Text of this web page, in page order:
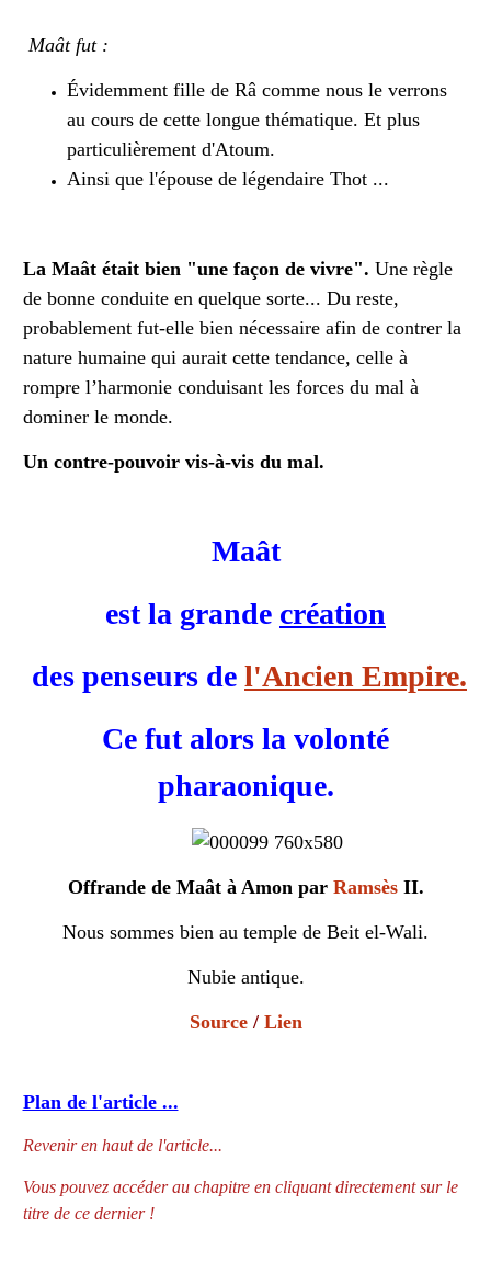
Maât fut :
Évidemment fille de Râ comme nous le verrons
au cours de cette longue thématique. Et plus
particulièrement d'Atoum.
Ainsi que l'épouse de légendaire Thot ...
La Maât était bien "une façon de vivre". Une règle
de bonne conduite en quelque sorte... Du reste,
probablement fut-elle bien nécessaire afin de contrer la
nature humaine qui aurait cette tendance, celle à
rompre l’harmonie conduisant les forces du mal à
dominer le monde.
Un contre-pouvoir vis-à-vis du mal.
Maât
est la grande création
des penseurs de l'Ancien Empire.
Ce fut alors la volonté
pharaonique.
Offrande de Maât à Amon par RamsèsII.
Nous sommes bien au temple de Beit el-Wali.
Nubie antique.
Source/ Lien
Plan de l'article ...
Revenir en haut de l'article...
Vous pouvez accéder au chapitre en cliquant directement sur le
titre de ce dernier !